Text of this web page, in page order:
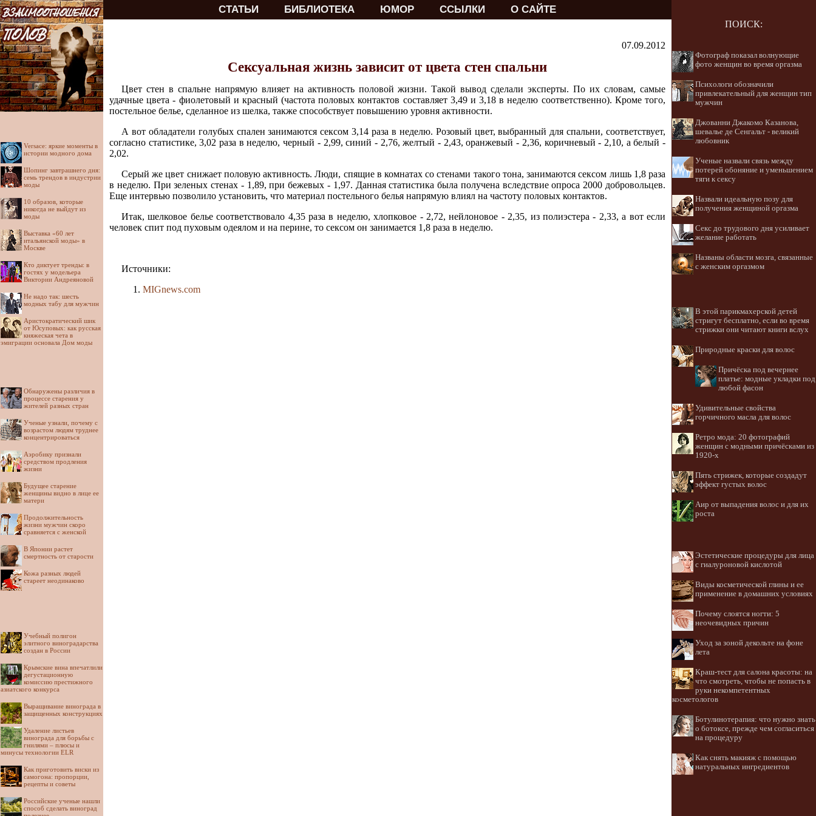
СТАТЬИ БИБЛИОТЕКА ЮМОР ССЫЛКИ О САЙТЕ
Versace: яркие моменты в
истории модного дома
Шопинг завтрашнего дня:
семь трендов в индустрии
моды
10 образов, которые
никогда не выйдут из
моды
Выставка «60 лет
итальянской моды» в
Москве
Кто диктует тренды: в
гостях у модельера
Виктории Андреяновой
Не надо так: шесть
модных табу для мужчин
Аристократический шик
от Юсуповых: как русская
княжеская чета в
эмиграции основала Дом моды
Обнаружены различия в
процессе старения у
жителей разных стран
Ученые узнали, почему с
возрастом людям труднее
концентрироваться
Аэробику признали
средством продления
жизни
Будущее старение
женщины видно в лице ее
матери
Продолжительность
жизни мужчин скоро
сравняется с женской
В Японии растет
смертность от старости
Кожа разных людей
стареет неодинаково
Учебный полигон
элитного виноградарства
создан в России
Крымские вина впечатлили
дегустационную
комиссию престижного
азиатского конкурса
Выращивание винограда в
защищенных конструкциях
Удаление листьев
винограда для борьбы с
гнилями – плюсы и
минусы технологии ELR
Как приготовить виски из
самогона: пропорции,
рецепты и советы
Российские ученые нашли
способ сделать виноград
07.09.2012
Сексуальная жизнь зависит от цвета стен спальни
Цвет стен в спальне напрямую влияет на активность половой жизни. Такой вывод сделали эксперты. По их словам, самые
удачные цвета - фиолетовый и красный (частота половых контактов составляет 3,49 и 3,18 в неделю соответственно). Кроме того,
постельное белье, сделанное из шелка, также способствует повышению уровня активности.
А вот обладатели голубых спален занимаются сексом 3,14 раза в неделю. Розовый цвет, выбранный для спальни, соответствует,
согласно статистике, 3,02 раза в неделю, черный - 2,99, синий - 2,76, желтый - 2,43, оранжевый - 2,36, коричневый - 2,10, а белый -
2,02.
Серый же цвет снижает половую активность. Люди, спящие в комнатах со стенами такого тона, занимаются сексом лишь 1,8 раза
в неделю. При зеленых стенах - 1,89, при бежевых - 1,97. Данная статистика была получена вследствие опроса 2000 добровольцев.
Еще интервью позволило установить, что материал постельного белья напрямую влиял на частоту половых контактов.
Итак, шелковое белье соответствовало 4,35 раза в неделю, хлопковое - 2,72, нейлоновое - 2,35, из полиэстера - 2,33, а вот если
человек спит под пуховым одеялом и на перине, то сексом он занимается 1,8 раза в неделю.
Источники:
MIGnews.com
ПОИСК:
Фотограф показал волнующие
фото женщин во время оргазма
Психологи обозначили
привлекательный для женщин тип
мужчин
Джованни Джакомо Казанова,
шевалье де Сенгальт - великий
любовник
Ученые назвали связь между
потерей обоняние и уменьшением
тяги к сексу
Назвали идеальную позу для
получения женщиной оргазма
Секс до трудового дня усиливает
желание работать
Названы области мозга, связанные
с женским оргазмом
В этой парикмахерской детей
стригут бесплатно, если во время
стрижки они читают книги вслух
Природные краски для волос
Причёска под вечернее
платье: модные укладки под
любой фасон
Удивительные свойства
горчичного масла для волос
Ретро мода: 20 фотографий
женщин с модными причёсками из
1920-х
Пять стрижек, которые создадут
эффект густых волос
Аир от выпадения волос и для их
роста
Эстетические процедуры для лица
с гиалуроновой кислотой
Виды косметической глины и ее
применение в домашних условиях
Почему слоятся ногти: 5
неочевидных причин
Уход за зоной декольте на фоне
лета
Краш-тест для салона красоты: на
что смотреть, чтобы не попасть в
руки некомпетентных
косметологов
Ботулинотерапия: что нужно знать
о ботоксе, прежде чем согласиться
на процедуру
Как снять макияж с помощью
натуральных ингредиентов